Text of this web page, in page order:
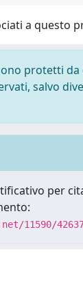
a questo
protetti
salvo
per
11590/